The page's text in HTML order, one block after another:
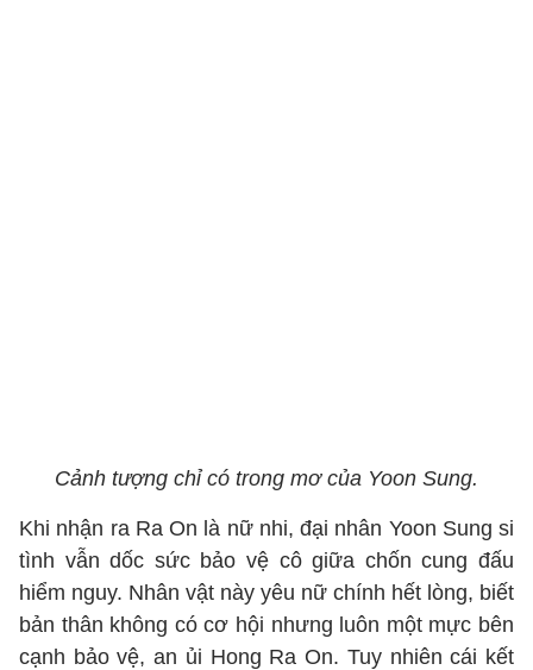
Cảnh tượng chỉ có trong mơ của Yoon Sung.
Khi nhận ra Ra On là nữ nhi, đại nhân Yoon Sung si
tình vẫn dốc sức bảo vệ cô giữa chốn cung đấu
hiểm nguy. Nhân vật này yêu nữ chính hết lòng, biết
bản thân không có cơ hội nhưng luôn một mực bên
cạnh bảo vệ, an ủi Hong Ra On. Tuy nhiên cái kết